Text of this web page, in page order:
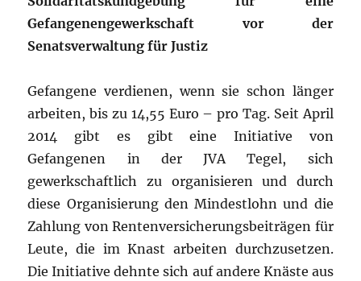
Gefangenengewerkschaft vor der
Senatsverwaltung für Justiz
Gefangene verdienen, wenn sie schon länger
arbeiten, bis zu 14,55 Euro – pro Tag. Seit April
2014 gibt es gibt eine Initiative von
Gefangenen in der JVA Tegel, sich
gewerkschaftlich zu organisieren und durch
diese Organisierung den Mindestlohn und die
Zahlung von Rentenversicherungsbeiträgen für
Leute, die im Knast arbeiten durchzusetzen.
Die Initiative dehnte sich auf andere Knäste aus